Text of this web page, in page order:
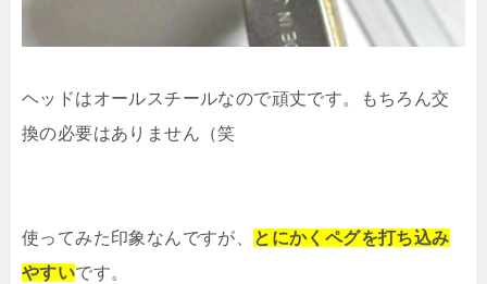
ヘッドはオールスチールなので頑丈です。もちろん交
換の必要はありません（笑
使ってみた印象なんですが、
とにかくペグを打ち込み
やすいです。